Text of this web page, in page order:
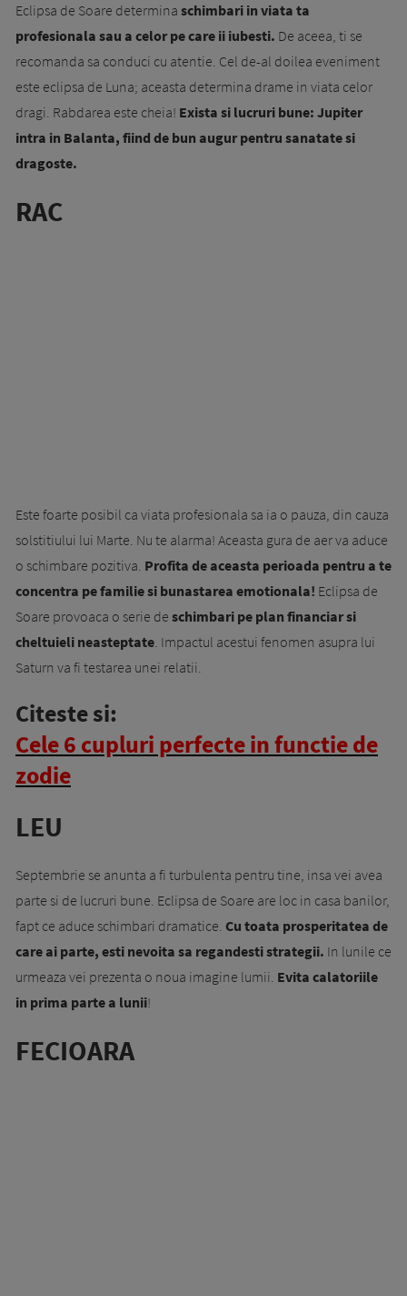
Eclipsa de Soare determina schimbari in viata ta
profesionala sau a celor pe care ii iubesti. De aceea, ti se
recomanda sa conduci cu atentie. Cel de-al doilea eveniment
este eclipsa de Luna; aceasta determina drame in viata celor
dragi. Rabdarea este cheia! Exista si lucruri bune: Jupiter
intra in Balanta, fiind de bun augur pentru sanatate si
dragoste.
RAC
Este foarte posibil ca viata profesionala sa ia o pauza, din cauza
solstitiului lui Marte. Nu te alarma! Aceasta gura de aer va aduce
o schimbare pozitiva. Profita de aceasta perioada pentru a te
concentra pe familie si bunastarea emotionala! Eclipsa de
Soare provoaca o serie de schimbari pe plan financiar si
cheltuieli neasteptate. Impactul acestui fenomen asupra lui
Saturn va fi testarea unei relatii.
Citeste si:
Cele 6 cupluri perfecte in functie de
zodie
LEU
Septembrie se anunta a fi turbulenta pentru tine, insa vei avea
parte si de lucruri bune. Eclipsa de Soare are loc in casa banilor,
fapt ce aduce schimbari dramatice. Cu toata prosperitatea de
care ai parte, esti nevoita sa regandesti strategii. In lunile ce
urmeaza vei prezenta o noua imagine lumii. Evita calatoriile
in prima parte a lunii!
FECIOARA